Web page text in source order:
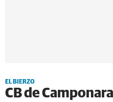
EL BIERZO
CB de